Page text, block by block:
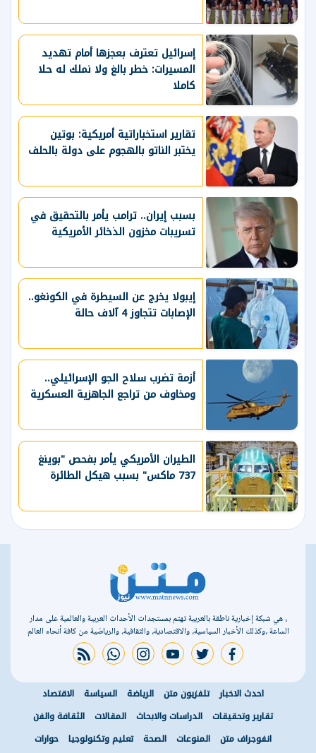
إسرائيل تعترف بعجزها أمام تهديد
المسيرات: خطر بالغ ولا نملك له حلا
كاملا
تقارير استخباراتية أمريكية: بوتين
يختبر الناتو بالهجوم على دولة بالحلف
بسبب إيران.. ترامب يأمر بالتحقيق في
تسريبات مخزون الذخائر الأمريكية
إيبولا يخرج عن السيطرة في الكونغو..
الإصابات تتجاوز 4 آلاف حالة
أزمة تضرب سلاح الجو الإسرائيلي..
ومخاوف من تراجع الجاهزية العسكرية
الطيران الأمريكي يأمر بفحص "بوينغ
737 ماكس" بسبب هيكل الطائرة
، هي شبكة إخبارية ناطقة بالعربية تهتم بمستجدات الأحداث العربية والعالمية على مدار
الساعة ،وكذلك الأخبار السياسية، والاقتصادية، والثقافية، والرياضية من كافة أنحاء العالم
facebook
twitter
youtube
instagram
whatsapp
rss feed
احدث الاخبار تلفزيون متن الرياضة السياسة
الاقتصاد
تقارير وتحقيقات
الدراسات والابحاث المقالات
الثقافة والفن
انفوجراف متن
المنوعات الصحة تعليم وتكنولوجيا حوارات